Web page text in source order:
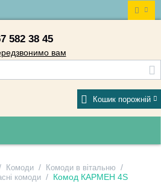
582 38 45
вам
Кошик порожній
Комоди / Комоди в вітальню /
комоди / Комод КАРМЕН 4S